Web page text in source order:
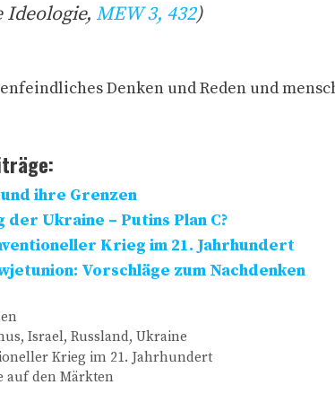
Ideologie, MEW 3, 432)
Denken und Reden und
ihre Grenzen
der Ukraine – Putins Plan C?
Krieg im 21. Jahrhundert
Vorschläge zum Nachdenken
,Israel,Russland,Ukraine
Krieg im 21. Jahrhundert
auf den Märkten